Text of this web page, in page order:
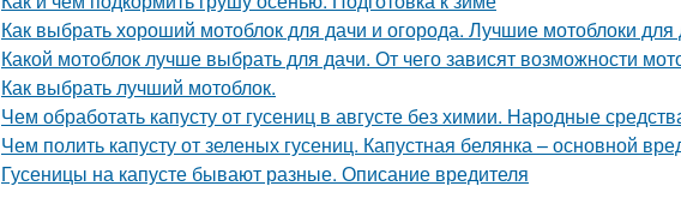
Как выбрать хороший мотоблок для дачи и огорода. Лучшие мотоблоки для
Какой мотоблок лучше выбрать для дачи. От чего зависят возможности
Как выбрать лучший мотоблок.
Чем обработать капусту от гусениц в августе без химии. Народные
Чем полить капусту от зеленых гусениц. Капустная белянка – основной
Гусеницы на капусте бывают разные. Описание вредителя